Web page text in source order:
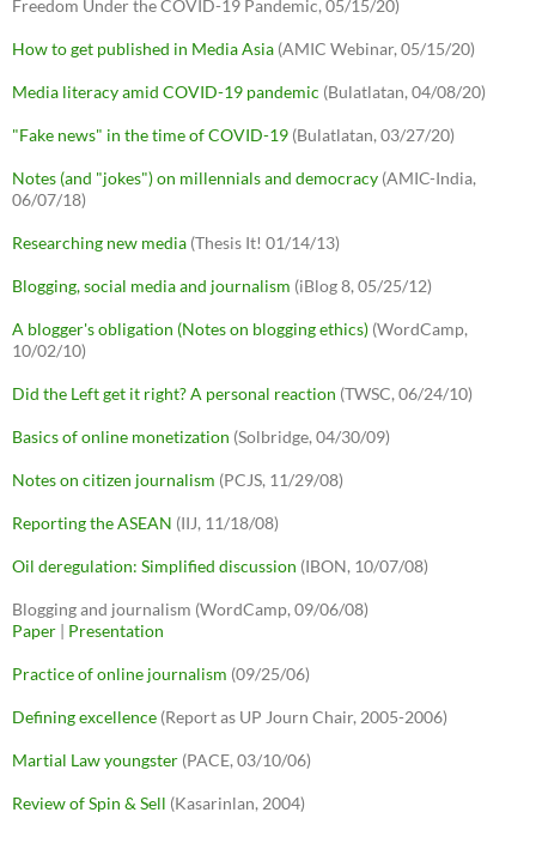
Freedom Under the COVID-19 Pandemic, 05/15/20)
How to get published in Media Asia (AMIC Webinar, 05/15/20)
Media literacy amid COVID-19 pandemic (Bulatlatan, 04/08/20)
"Fake news" in the time of COVID-19 (Bulatlatan, 03/27/20)
Notes (and "jokes") on millennials and democracy (AMIC-India,
06/07/18)
Researching new media (Thesis It! 01/14/13)
Blogging, social media and journalism (iBlog 8, 05/25/12)
A blogger's obligation (Notes on blogging ethics) (WordCamp,
10/02/10)
Did the Left get it right? A personal reaction (TWSC, 06/24/10)
Basics of online monetization (Solbridge, 04/30/09)
Notes on citizen journalism (PCJS, 11/29/08)
Reporting the ASEAN (IIJ, 11/18/08)
Oil deregulation: Simplified discussion (IBON, 10/07/08)
Blogging and journalism (WordCamp, 09/06/08)
Paper | Presentation
Practice of online journalism (09/25/06)
Defining excellence (Report as UP Journ Chair, 2005-2006)
Martial Law youngster (PACE, 03/10/06)
Review of Spin & Sell (Kasarinlan, 2004)